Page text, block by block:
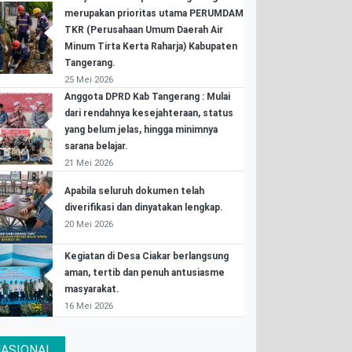
merupakan prioritas utama PERUMDAM
TKR (Perusahaan Umum Daerah Air
Minum Tirta Kerta Raharja) Kabupaten
Tangerang.
25 Mei 2026
Anggota DPRD Kab Tangerang : Mulai
dari rendahnya kesejahteraan, status
yang belum jelas, hingga minimnya
sarana belajar.
21 Mei 2026
Apabila seluruh dokumen telah
diverifikasi dan dinyatakan lengkap.
20 Mei 2026
Kegiatan di Desa Ciakar berlangsung
aman, tertib dan penuh antusiasme
masyarakat.
16 Mei 2026